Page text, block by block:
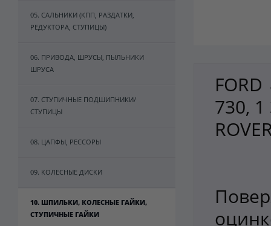
05. САЛЬНИКИ (КПП, РАЗДАТКИ,
РЕДУКТОРА, СТУПИЦЫ)
06. ПРИВОДА, ШРУСЫ, ПЫЛЬНИКИ
ШРУСА
07. СТУПИЧНЫЕ ПОДШИПНИКИ/
СТУПИЦЫ
08. ЦАПФЫ, РЕССОРЫ
09. КОЛЕСНЫЕ ДИСКИ
10. ШПИЛЬКИ, КОЛЕСНЫЕ ГАЙКИ,
СТУПИЧНЫЕ ГАЙКИ
730,